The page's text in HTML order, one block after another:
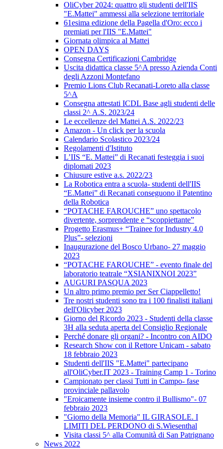
OliCyber 2024: quattro gli studenti dell'IIS
"E.Mattei" ammessi alla selezione territoriale
61esima edizione della Pagella d'Oro: ecco i
premiati per l'IIS "E.Mattei"
Giornata olimpica al Mattei
OPEN DAYS
Consegna Certificazioni Cambridge
Uscita didattica classe 5^A presso Azienda Conti
degli Azzoni Montefano
Premio Lions Club Recanati-Loreto alla classe
5^A
Consegna attestati ICDL Base agli studenti delle
classi 2^ A.S. 2023/24
Le eccellenze del Mattei A.S. 2022/23
Amazon - Un click per la scuola
Calendario Scolastico 2023/24
Regolamenti d'Istituto
L’IIS “E. Mattei” di Recanati festeggia i suoi
diplomati 2023
Chiusure estive a.s. 2022/23
La Robotica entra a scuola- studenti dell'IIS
“E.Mattei” di Recanati conseguono il Patentino
della Robotica
“POTACHE FAROUCHE” uno spettacolo
divertente, sorprendente e “scoppiettante”
Progetto Erasmus+ “Trainee for Industry 4.0
Plus”- selezioni
Inaugurazione del Bosco Urbano- 27 maggio
2023
“POTACHE FAROUCHE” - evento finale del
laboratorio teatrale “XSIANIXNOI 2023”
AUGURI PASQUA 2023
Un altro primo premio per Ser Ciappelletto!
Tre nostri studenti sono tra i 100 finalisti italiani
dell'Olicyber 2023
Giorno del Ricordo 2023 - Studenti della classe
3H alla seduta aperta del Consiglio Regionale
Perché donare gli organi? - Incontro con AIDO
Research Show con il Rettore Unicam - sabato
18 febbraio 2023
Studenti dell'IIS "E.Mattei" partecipano
all'OliCyber.IT 2023 - Training Camp 1 - Torino
Campionato per classi Tutti in Campo- fase
provinciale pallavolo
"Eroicamente insieme contro il Bullismo"- 07
febbraio 2023
"Giorno della Memoria" IL GIRASOLE. I
LIMITI DEL PERDONO di S.Wiesenthal
Visita classi 5^ alla Comunità di San Patrignano
News 2022